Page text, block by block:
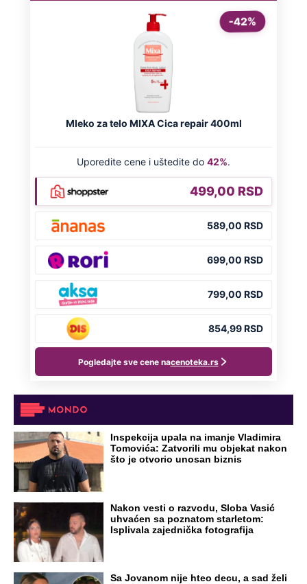
OD NAVODNOG HEROJA DO BRUTALNOG UBICE
HRVATI GA SLAVILI KAO HEROJA KNINA:
UBIJAO!
DRAMA ZBOG LJUBAVNE PRIČE
Zbog svadbe trudne Srpkinje i Albanca
proradio nacionalizam! Popljuvali ih samo
tako: "Ti si svoje srpsko izdala"